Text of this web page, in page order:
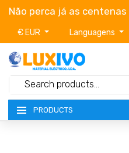
Não perca já as centenas
€ EUR Languagens
PRODUCTS